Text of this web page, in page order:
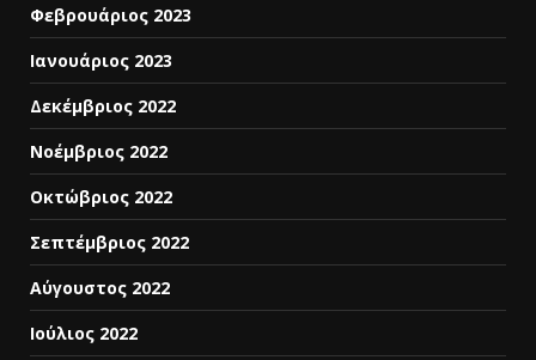
Φεβρουάριος 2023
Ιανουάριος 2023
Δεκέμβριος 2022
Νοέμβριος 2022
Οκτώβριος 2022
Σεπτέμβριος 2022
Αύγουστος 2022
Ιούλιος 2022